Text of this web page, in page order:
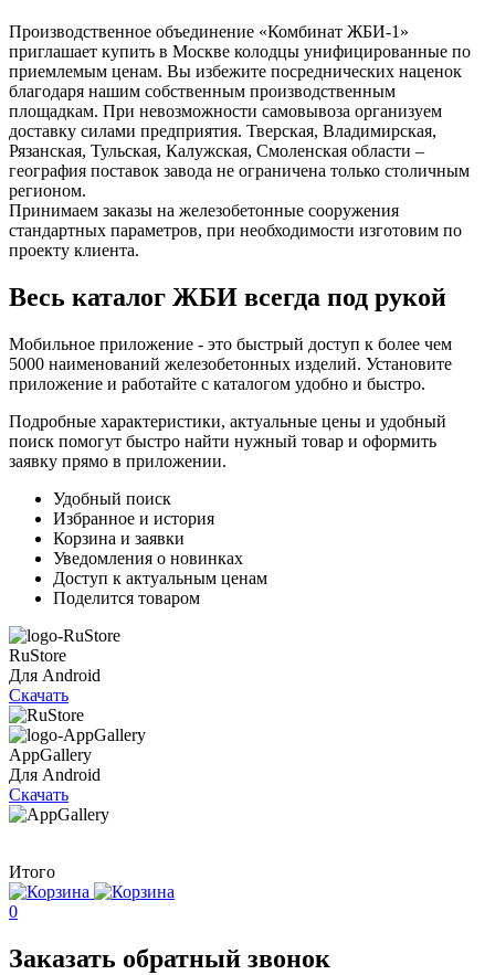
Производственное объединение «Комбинат ЖБИ-1»
приглашает купить в Москве колодцы унифицированные по
приемлемым ценам. Вы избежите посреднических наценок
благодаря нашим собственным производственным
площадкам. При невозможности самовывоза организуем
доставку силами предприятия. Тверская, Владимирская,
Рязанская, Тульская, Калужская, Смоленская области –
география поставок завода не ограничена только столичным
регионом.
Принимаем заказы на железобетонные сооружения
стандартных параметров, при необходимости изготовим по
проекту клиента.
Весь каталог ЖБИ всегда под рукой
Мобильное приложение - это быстрый доступ к более чем
5000 наименований железобетонных изделий. Установите
приложение и работайте с каталогом удобно и быстро.
Подробные характеристики, актуальные цены и удобный
поиск помогут быстро найти нужный товар и оформить
заявку прямо в приложении.
Удобный поиск
Избранное и история
Корзина и заявки
Уведомления о новинках
Доступ к актуальным ценам
Поделится товаром
RuStore
Для Android
Скачать
AppGallery
Для Android
Скачать
Итого
0
Заказать обратный звонок